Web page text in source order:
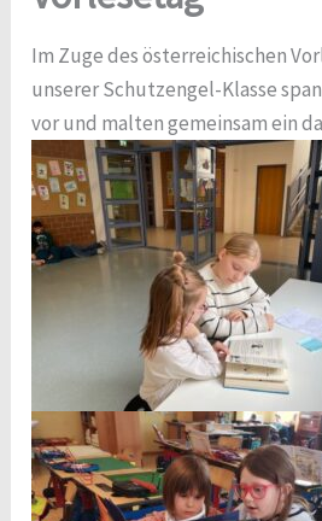
Im Zuge des österreichischen
unserer Schutzengel-Klasse
vor und malten gemeinsam ein